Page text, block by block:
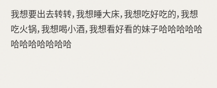
我想要出去转转，我想睡大床，我想吃好吃的，我想
吃火锅，我想喝小酒，我想看好看的妹子哈哈哈哈哈
哈哈哈哈哈哈哈